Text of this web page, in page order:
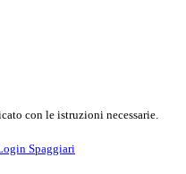
con le istruzioni necessarie.
Spaggiari